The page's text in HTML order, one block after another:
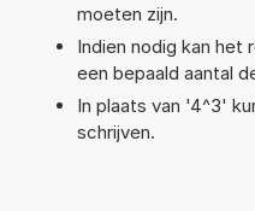
moeten zijn.
Indien nodig kan het
een bepaald aantal
In plaats van '4^3'
schrijven.